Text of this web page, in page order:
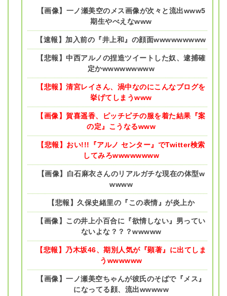
【画像】一ノ瀬美空のメス画像が次々と流出www5
期生やべえなwww
【速報】加入前の『井上和』の顔面wwwwwwwww
【悲報】中西アルノの捏造ツイートした奴、逮捕確
定かwwwwwwwww
【悲報】清宮レイさん、渦中なのにこんなブログを
挙げてしまうwww
【画像】賀喜遥香、ピッチピチの服を着た結果『案
の定』こうなるwww
【悲報】おい!!!『アルノ センター』でTwitter検索
してみろwwwwwwww
【画像】白石麻衣さんのリアルガチな現在の体型w
wwww
【悲報】久保史緒里の『この表情』が炎上か
【画像】この井上小百合に『欲情しない』男ってい
ないよな？？？wwwww
【悲報】乃木坂46、期別人気が『顕著』に出てしま
うwwwwww
【画像】一ノ瀬美空ちゃんが彼氏のそばで『メス』
になってる顔、流出wwwww